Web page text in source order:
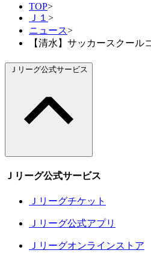
TOP>
Ｊ１ >
ニュース>
【清水】サッカースクール
Ｊリーグ公式サービス
Ｊリーグ公式サービス
Ｊリーグチケット
Ｊリーグ公式アプリ
Ｊリーグオンラインストア